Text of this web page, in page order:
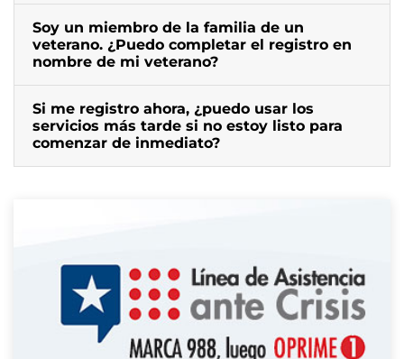
Soy un miembro de la familia de un
veterano. ¿Puedo completar el registro en
nombre de mi veterano?
Si me registro ahora, ¿puedo usar los
servicios más tarde si no estoy listo para
comenzar de inmediato?